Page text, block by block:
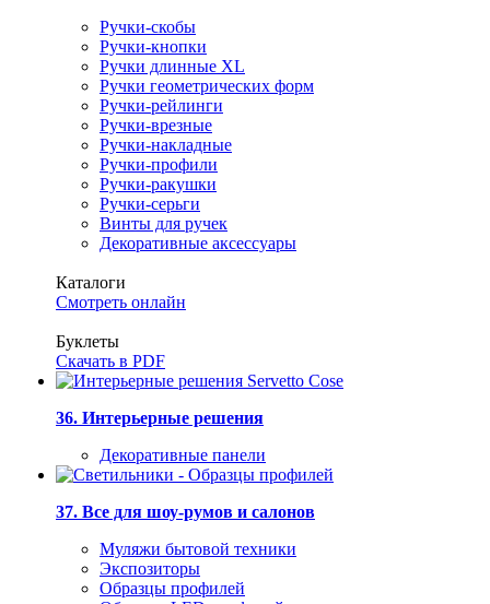
Ручки-скобы
Ручки-кнопки
Ручки длинные XL
Ручки геометрических форм
Ручки-рейлинги
Ручки-врезные
Ручки-накладные
Ручки-профили
Ручки-ракушки
Ручки-серьги
Винты для ручек
Декоративные аксессуары
Каталоги
Смотреть онлайн
Буклеты
Скачать в PDF
36. Интерьерные решения
Декоративные панели
37. Все для шоу-румов и салонов
Муляжи бытовой техники
Экспозиторы
Образцы профилей